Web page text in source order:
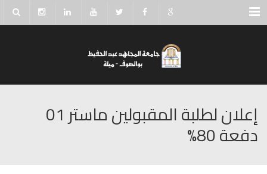
Menu
إعلان لطلبة المقبولين ماستر 01
دفعة 80%